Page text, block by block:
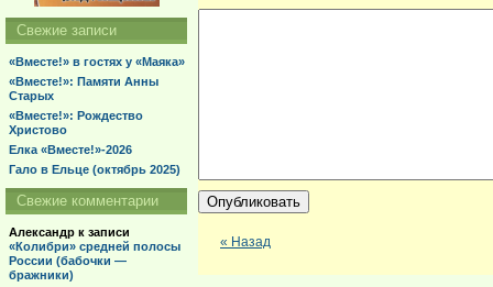
« Назад
Свежие записи
«Вместе!» в гостях у «Маяка»
«Вместе!»: Памяти Анны
Старых
«Вместе!»: Рождество
Христово
Елка «Вместе!»-2026
Гало в Ельце (октябрь 2025)
Свежие комментарии
Александр к записи
«Колибри» средней полосы
России (бабочки —
бражники)